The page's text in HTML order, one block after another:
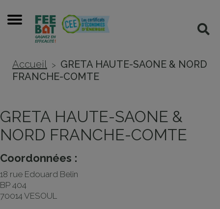
Menu
Accueil > GRETA HAUTE-SAONE & NORD
FRANCHE-COMTE
GRETA HAUTE-SAONE &
NORD FRANCHE-COMTE
Coordonnées :
18 rue Edouard Belin
BP 404
70014 VESOUL